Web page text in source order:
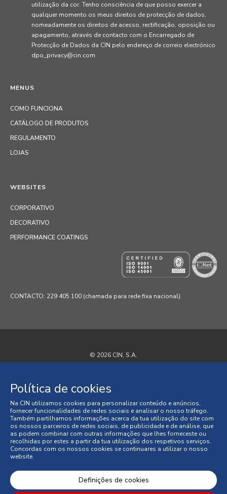
MENUS
COMO FUNCIONA
CATÁLOGO DE PRODUTOS
REGULAMENTO
LOJAS
utilização da cor. Tenho consciência de que posso exercer a
qualquer momento os meus direitos de protecção de dados,
nomeadamente os direitos de acesso, rectificação, oposição ou
apagamento, através de contacto com o Encarregado de
Protecção de Dados da CIN pelo endereço de correio electrónico
dpo_privacy@cin.com
WEBSITES
CORPORATIVO
DECORATIVO
PERFORMANCE COATINGS
CONTACTO: 229 405 100 (chamada para rede fixa nacional)
© 2026 CIN, S.A.
Política de Privacidade
Política de Cookies
Faqs
Litígios de Consumo
Condições Gerais de Venda
Política de cookies
Na CIN utilizamos cookies para personalizar conteúdo e anúncios,
fornecer funcionalidades de redes sociais e analisar o nosso tráfego.
Também partilhamos informações acerca da tua utilização do site com
os nossos parceiros de redes sociais, de publicidade e de análise, que
as podem combinar com outras informações que lhes forneceste ou
recolhidas por estes a partir da tua utilização dos respetivos serviços.
Concordas com os nossos cookies se continuares a utilizar o nosso
website.
Definições de cookies